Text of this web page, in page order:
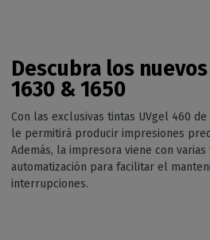
Descubra los
1630 & 1650
Con las exclusivas tintas UVgel 460 de
le permitirá producir impresiones
Además, la impresora viene con varias
automatización para facilitar el
interrupciones.